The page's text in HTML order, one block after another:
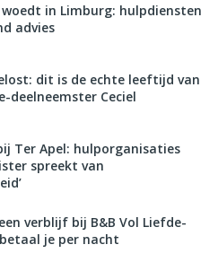
in Limburg: hulpdiensten
advies
dit is de echte leeftijd van
deelneemster Ceciel
Ter Apel: hulporganisaties
spreekt van
verblijf bij B&B Vol Liefde-
je per nacht